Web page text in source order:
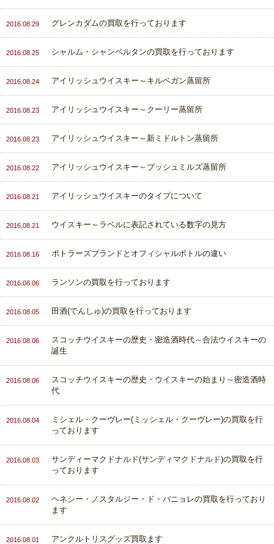
2016.08.29 グレンカダムの買取を行っております
2016.08.25 シャルム・シャンベルタンの買取を行っております
2016.08.24 アイリッシュウイスキー～キルベガン蒸留所
2016.08.23 アイリッシュウイスキー～クーリー蒸留所
2016.08.23 アイリッシュウイスキー～新ミドルトン蒸留所
2016.08.22 アイリッシュウイスキー～ブッシュミルズ蒸留所
2016.08.21 アイリッシュウイスキーのタイプについて
2016.08.21 ウイスキー～ラベルに表記されている数字の見方
2016.08.16 ボトラーズブランドとオフィシャルボトルの違い
2016.08.06 ランソンの買取を行っております
2016.08.05 田酒(でんしゅ)の買取を行っております
2016.08.06
スコッチウイスキーの歴史・密造酒時代～合法ウイスキーの
誕生
2016.08.06
スコッチウイスキーの歴史・ウイスキーの始まり～密造酒時
代
2016.08.04
ミシェル・クーヴレー(ミッシェル・クーヴレー)の買取を行
っております
2016.08.03
サンディーマクドナルド(サンディマクドナルド)の買取を行
っております
2016.08.02
ヘネシー・ノスタルジー・ド・バニョレの買取を行っており
ます
2016.08.01 アンクルトリスグッズ買取ます